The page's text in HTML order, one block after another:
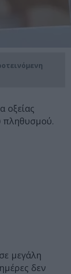
οξείας
πληθυσμού.
μεγάλη
δεν